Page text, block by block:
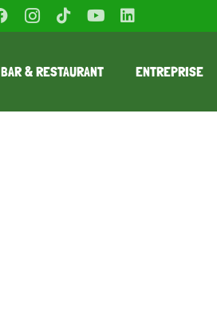
BAR & RESTAURANT ENTREPRISE